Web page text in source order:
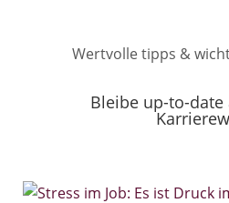
Wertvolle tipps &
Bleibe up-to-date